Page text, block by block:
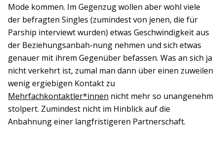
Mode kommen. Im Gegenzug wollen aber wohl viele
der befragten Singles (zumindest von jenen, die für
Parship interviewt wurden) etwas Geschwindigkeit aus
der Beziehungsanbah-nung nehmen und sich etwas
genauer mit ihrem Gegenüber befassen. Was an sich ja
nicht verkehrt ist, zumal man dann über einen zuweilen
wenig ergiebigen Kontakt zu
Mehrfachkontaktler*innen nicht mehr so unangenehm
stolpert. Zumindest nicht im Hinblick auf die
Anbahnung einer langfristigeren Partnerschaft.